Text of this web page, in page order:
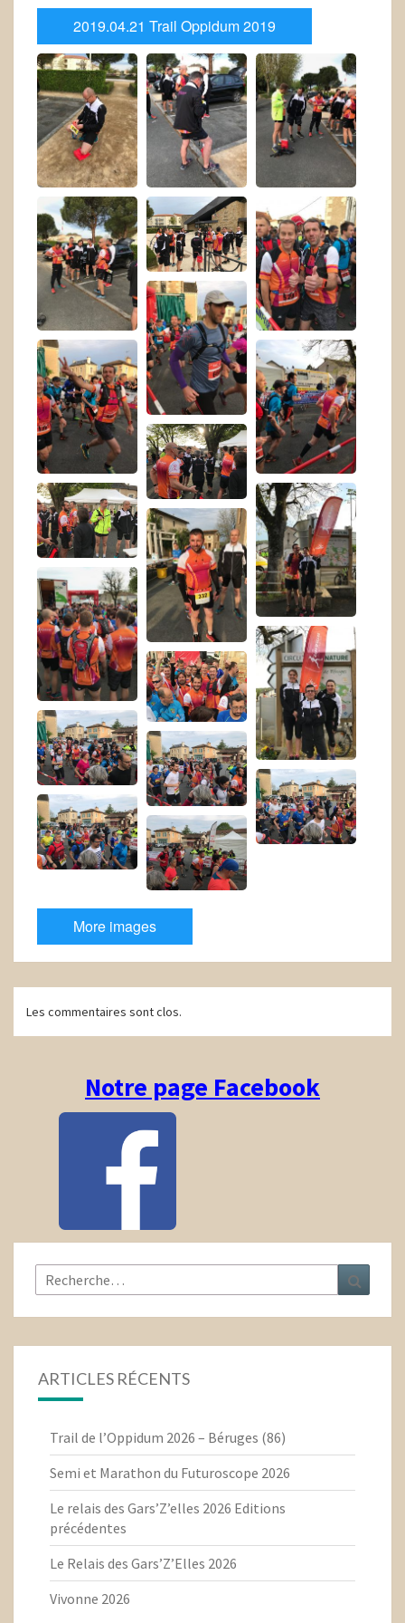
2019.04.21 Trail Oppidum 2019
More images
Navigation
d'article
Les commentaires sont clos.
Notre page Facebook
Rechercher :
ARTICLES RÉCENTS
Trail de l’Oppidum 2026 – Béruges (86)
Semi et Marathon du Futuroscope 2026
Le relais des Gars’Z’elles 2026 Editions
précédentes
Le Relais des Gars’Z’Elles 2026
Vivonne 2026